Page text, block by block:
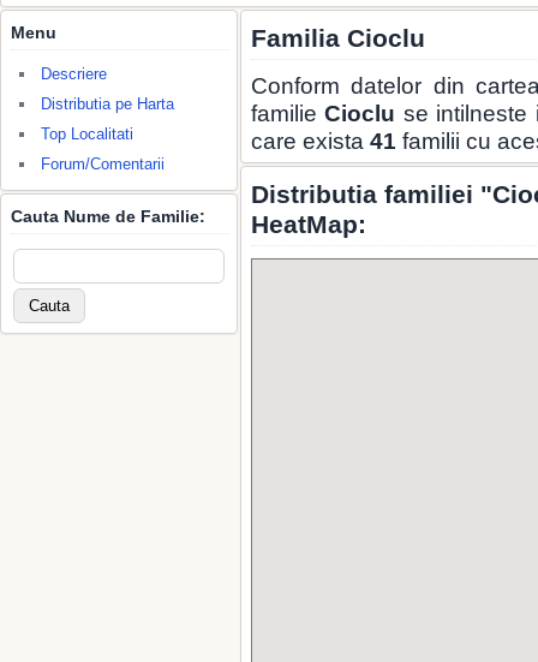
Menu
Descriere
Distributia pe Harta
Top Localitati
Forum/Comentarii
Cauta Nume de Familie:
Familia Cioclu
Conform datelor din
familieCioclu se
care exista 41 familii cu
Distributia familiei
HeatMap: